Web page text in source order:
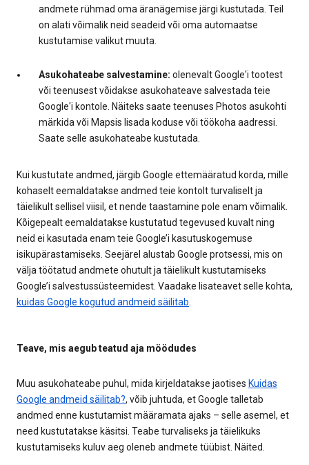
andmete rühmad oma äranägemise järgi kustutada. Teil
on alati võimalik neid seadeid või oma automaatse
kustutamise valikut muuta.
Asukohateabe salvestamine: olenevalt Google'i tootest
või teenusest võidakse asukohateave salvestada teie
Google'i kontole. Näiteks saate teenuses Photos asukohti
märkida või Mapsis lisada koduse või töökoha aadressi.
Saate selle asukohateabe kustutada.
Kui kustutate andmed, järgib Google ettemääratud korda, mille
kohaselt eemaldatakse andmed teie kontolt turvaliselt ja
täielikult sellisel viisil, et nende taastamine pole enam võimalik.
Kõigepealt eemaldatakse kustutatud tegevused kuvalt ning
neid ei kasutada enam teie Google’i kasutuskogemuse
isikupärastamiseks. Seejärel alustab Google protsessi, mis on
välja töötatud andmete ohutult ja täielikult kustutamiseks
Google’i salvestussüsteemidest. Vaadake lisateavet selle kohta,
kuidas Google kogutud andmeid säilitab
Teave, mis aegub teatud aja möödudes
Muu asukohateabe puhul, mida kirjeldatakse jaotises Kuidas
Google andmeid säilitab?, võib juhtuda, et Google talletab
andmed enne kustutamist määramata ajaks – selle asemel, et
need kustutatakse käsitsi. Teabe turvaliseks ja täielikuks
kustutamiseks kuluv aeg oleneb andmete tüübist. Näited.